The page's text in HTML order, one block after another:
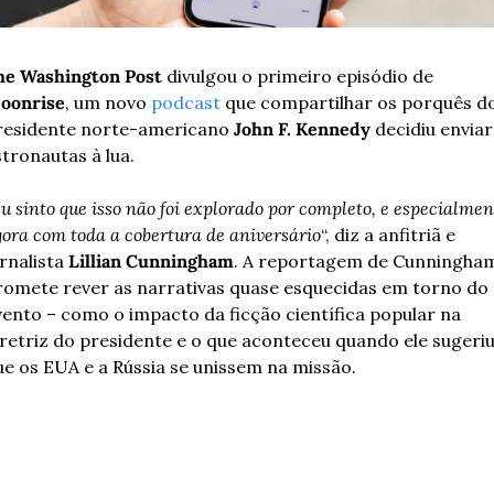
Washington Post
divulgou o primeiro episódio de
, um novo podcast que compartilhar os porquês
norte-americano John F. Kennedy decidiu enviar
à lua.
sinto que isso não foi explorado por completo, e
com toda a cobertura de aniversário“, diz a anfitriã e
Lillian Cunningham. A reportagem de
rever as narrativas quase esquecidas em torno do
– como o impacto da ficção científica popular na
do presidente e o que aconteceu quando ele sugeriu
os EUA e a Rússia se unissem na missão.